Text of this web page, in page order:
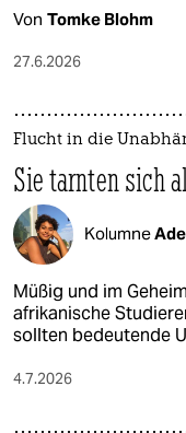
Von Tomke Blohm
27.6.2026
Flucht in die
Sie tarnten sich
Kolumne
Müßig und im
afrikanische
sollten bedeutende
4.7.2026